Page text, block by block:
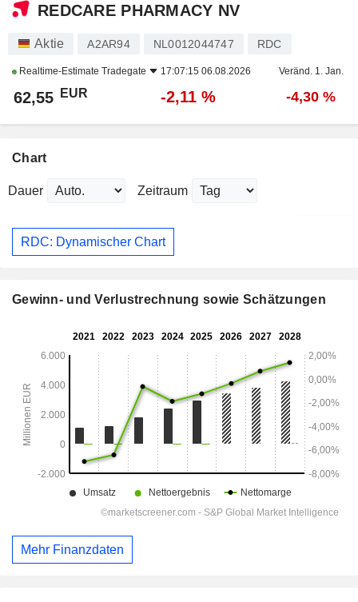
REDCARE PHARMACY NV
Aktie A2AR94 NL0012044747 RDC
Realtime-Estimate Tradegate 17:07:15 06.08.2026 Veränd. 1. Jan.
62,55 EUR -2,11 % -4,30 %
Chart
Dauer Zeitraum
RDC: Dynamischer Chart
Gewinn- und Verlustrechnung sowie Schätzungen
Mehr Finanzdaten